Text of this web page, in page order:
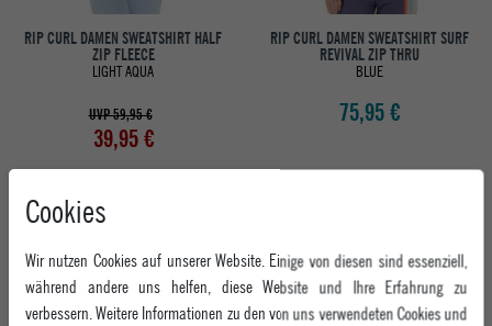
RIP CURL DAMEN SWEATSHIRT HALF
ZIP FLEECE
LIGHT AQUA
UVP 59,95 €
39,95 €
RIP CURL DAMEN SWEATSHIRT SURF
REVIVAL ZIP THRU
BLUE
75,95 €
Cookies
Wir nutzen Cookies auf unserer Website. Einige von diesen sind essenziell,
während andere uns helfen, diese Website und Ihre Erfahrung zu
verbessern. Weitere Informationen zu den von uns verwendeten Cookies und